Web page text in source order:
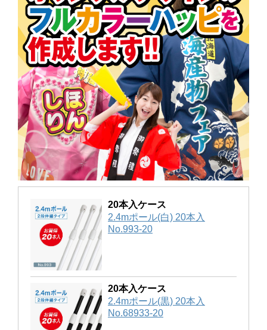
20本入ケース
2.4mポール(白) 20本入
No.993-20
20本入ケース
2.4mポール(黒) 20本入
No.68933-20